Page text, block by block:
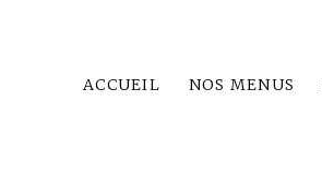
ACCUEIL NOS MENUS